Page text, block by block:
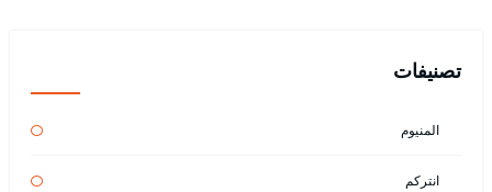
تصنيفات
المنيوم
انتركم